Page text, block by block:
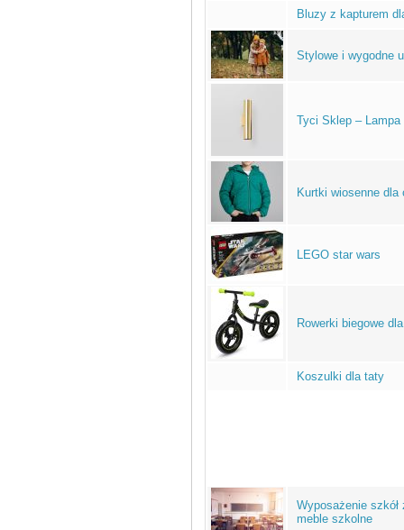
Bluzy z kapturem
Stylowe i wygodne
Tyci Sklep –
Kurtki wiosenne dla
LEGO star wars
Rowerki biegowe
Koszulki dla taty
Wyposażenie szkół
meble szkolne